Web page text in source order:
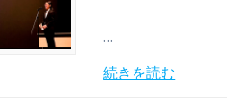
…
続きを読む